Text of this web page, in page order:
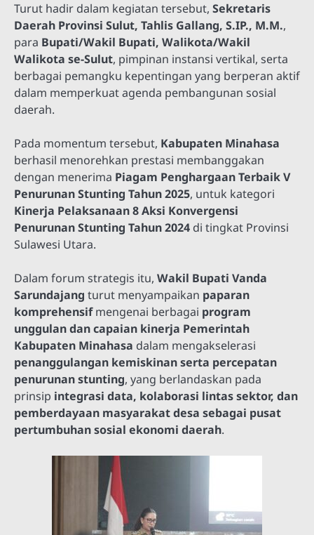
Turut hadir dalam kegiatan tersebut, Sekretaris
Daerah Provinsi Sulut, Tahlis Gallang, S.IP., M.M.,
para Bupati/Wakil Bupati, Walikota/Wakil
Walikota se-Sulut, pimpinan instansi vertikal, serta
berbagai pemangku kepentingan yang berperan aktif
dalam memperkuat agenda pembangunan sosial
daerah.
Pada momentum tersebut, Kabupaten Minahasa
berhasil menorehkan prestasi membanggakan
dengan menerima Piagam Penghargaan Terbaik V
Penurunan Stunting Tahun 2025, untuk kategori
Kinerja Pelaksanaan 8 Aksi Konvergensi
Penurunan Stunting Tahun 2024 di tingkat Provinsi
Sulawesi Utara.
Dalam forum strategis itu, Wakil Bupati Vanda
Sarundajang turut menyampaikan paparan
komprehensifmengenai berbagai program
unggulan dan capaian kinerja Pemerintah
Kabupaten Minahasa dalam mengakselerasi
penanggulangan kemiskinan serta percepatan
penurunan stunting, yang berlandaskan pada
prinsip integrasi data, kolaborasi lintas sektor, dan
pemberdayaan masyarakat desa sebagai pusat
pertumbuhan sosial ekonomi daerah.